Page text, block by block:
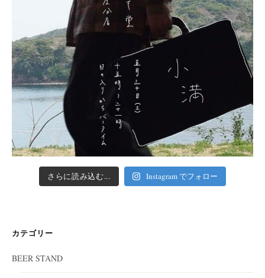
さらに読み込む... Instagram でフォロー
カテゴリー
BEER STAND